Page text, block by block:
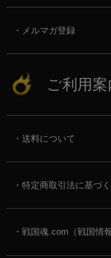
メルマガ登録
ご利用案
送料について
特定商取引法に基づ
戦国魂.com（戦国情